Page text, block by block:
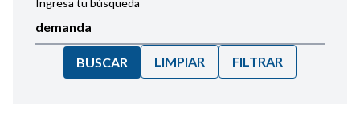
Ingresa tu búsqueda
BUSCAR LIMPIAR FILTRAR